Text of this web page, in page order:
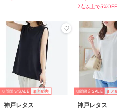
2点以上で5%OFF
期間限定SALE まとめ割
神戸レタス
期間限定SALE まと
神戸レタス